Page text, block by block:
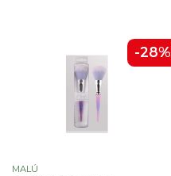
-28%
MALÚ